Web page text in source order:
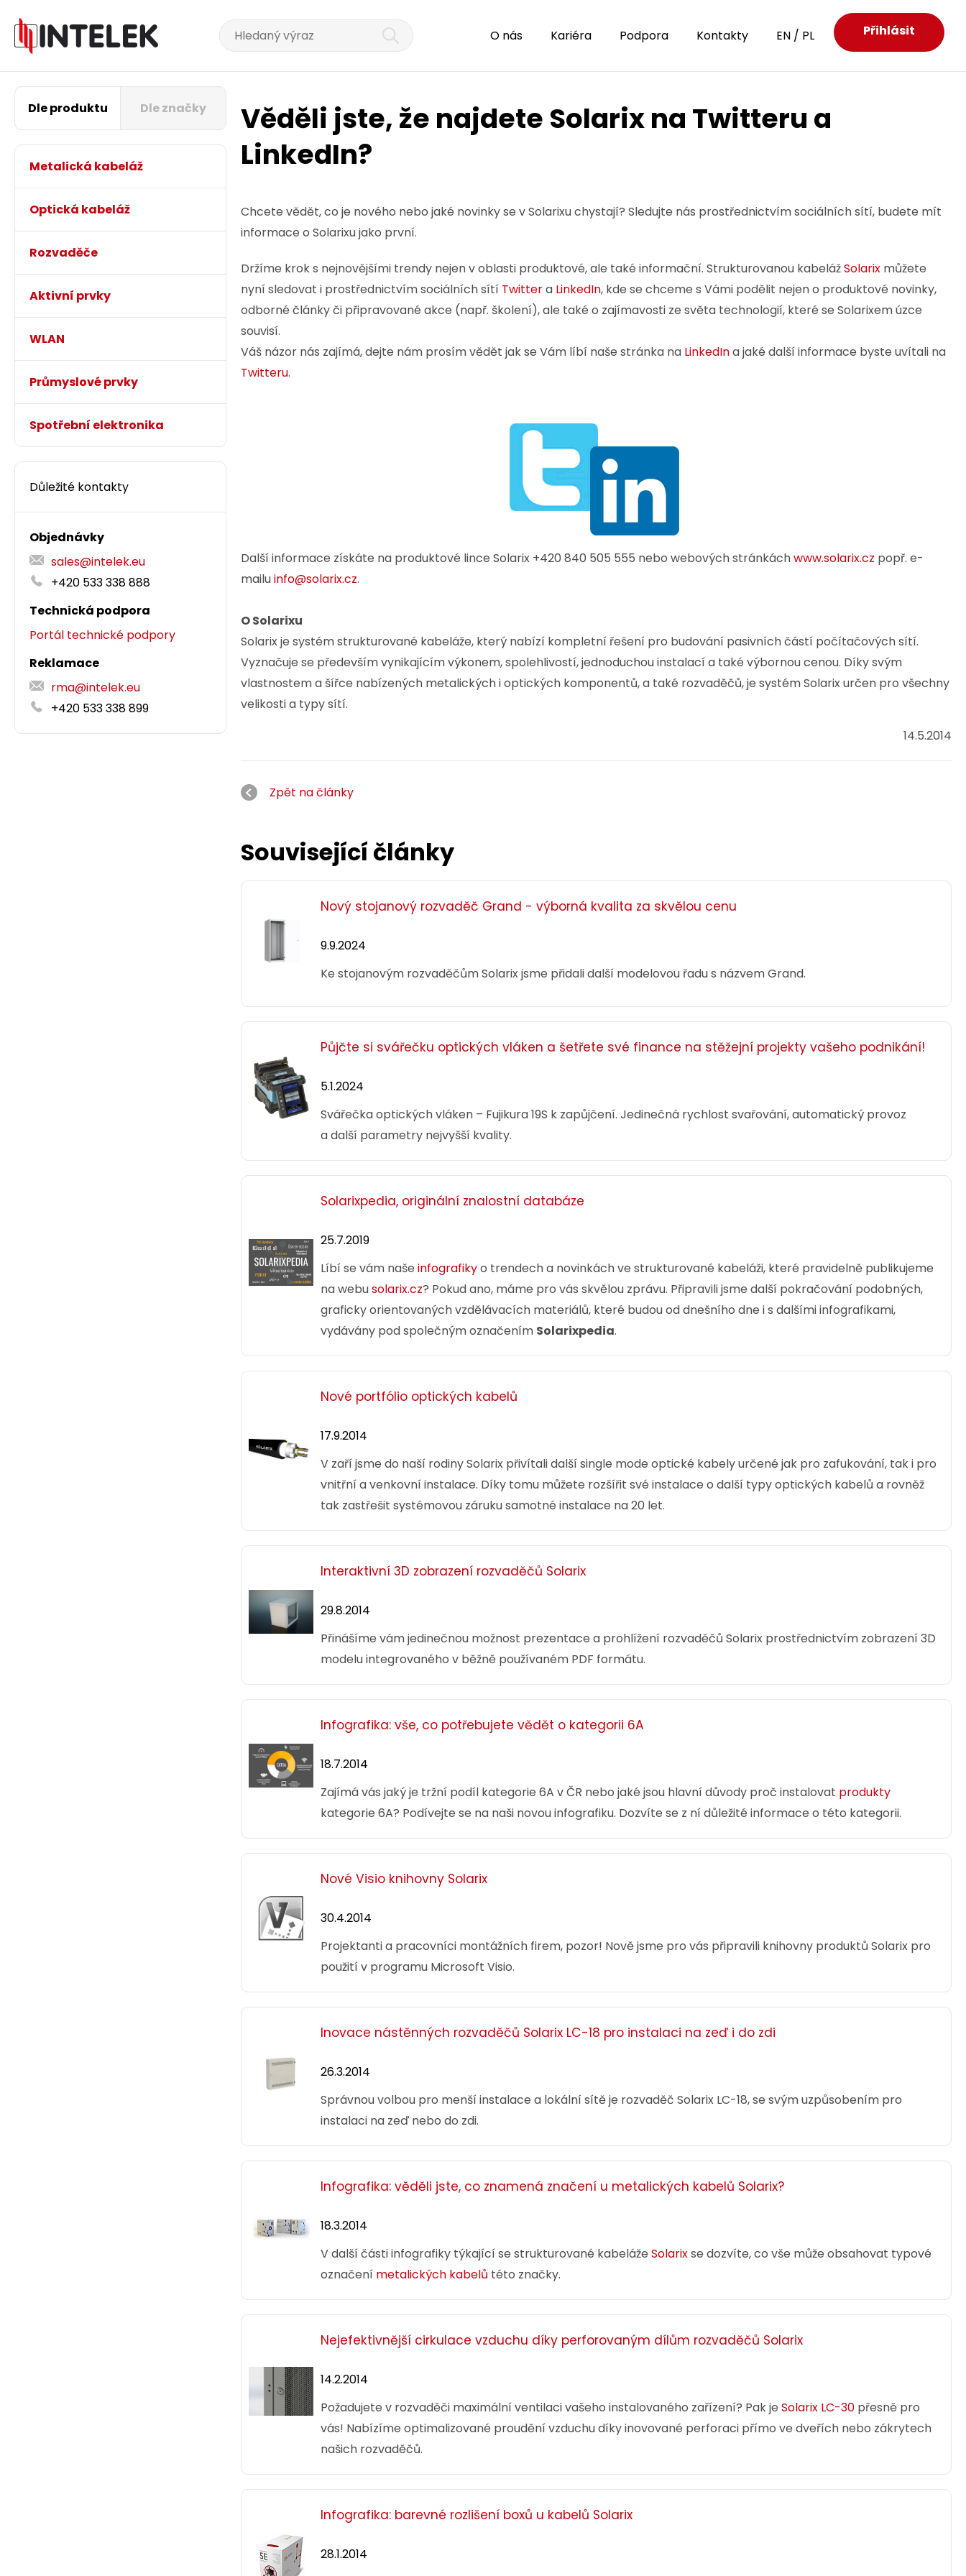
O nás Kariéra Podpora Kontakty EN / PL Přihlásit
Dle produktu Dle značky
Metalická kabeláž
Optická kabeláž
Rozvaděče
Aktivní prvky
WLAN
Průmyslové prvky
Spotřební elektronika
Důležité kontakty
Objednávky
sales@intelek.eu
+420 533 338 888
Technická podpora
Portál technické podpory
Reklamace
rma@intelek.eu
+420 533 338 899
Věděli jste, že najdete Solarix na Twitteru a
LinkedIn?
Chcete vědět, co je nového nebo jaké novinky se v Solarixu chystají? Sledujte nás prostřednictvím sociálních sítí, budete mít
informace o Solarixu jako první.
Držíme krok s nejnovějšími trendy nejen v oblasti produktové, ale také informační. Strukturovanou kabelážSolarix můžete
nyní sledovat i prostřednictvím sociálních sítí Twittera LinkedIn, kde se chceme s Vámi podělit nejen o produktové novinky,
odborné články či připravované akce (např. školení), ale také o zajímavosti ze světa technologií, které se Solarixem úzce
souvisí.
Váš názor nás zajímá, dejte nám prosím vědět jak se Vám líbí naše stránka na LinkedIna jaké další informace byste uvítali na
Twitteru.
Další informace získáte na produktové lince Solarix +420 840 505 555 nebo webových stránkáchwww.solarix.cz popř. e-
mailuinfo@solarix.cz.
O Solarixu
Solarix je systém strukturované kabeláže, který nabízí kompletní řešení pro budování pasivních částí počítačových sítí.
Vyznačuje se především vynikajícím výkonem, spolehlivostí, jednoduchou instalací a také výbornou cenou. Díky svým
vlastnostem a šířce nabízených metalických i optických komponentů, a také rozvaděčů, je systém Solarix určen pro všechny
velikosti a typy sítí.
14.5.2014
Zpět na články
Související články
Nový stojanový rozvaděč Grand - výborná kvalita za skvělou cenu
9.9.2024
Ke stojanovým rozvaděčům Solarix jsme přidali další modelovou řadu s názvem Grand.
Půjčte si svářečku optických vláken a šetřete své finance na stěžejní projekty vašeho podnikání!
5.1.2024
Svářečka optických vláken – Fujikura 19S k zapůjčení. Jedinečná rychlost svařování, automatický provoz
a další parametry nejvyšší kvality.
Solarixpedia, originální znalostní databáze
25.7.2019
Líbí se vám naše infografikyo trendech a novinkách ve strukturované kabeláži, které pravidelně publikujeme
na webusolarix.cz? Pokud ano, máme pro vás skvělou zprávu. Připravili jsme další pokračování podobných,
graficky orientovaných vzdělávacích materiálů, které budou od dnešního dne i s dalšími infografikami,
vydávány pod společným označením Solarixpedia.
Nové portfólio optických kabelů
17.9.2014
V zaří jsme do naší rodiny Solarix přivítali další single mode optické kabely určené jak pro zafukování, tak i pro
vnitřní a venkovní instalace. Díky tomu můžete rozšířit své instalace o další typy optických kabelů a rovněž
tak zastřešit systémovou záruku samotné instalace na 20 let.
Interaktivní 3D zobrazení rozvaděčů Solarix
29.8.2014
Přinášíme vám jedinečnou možnost prezentace a prohlížení rozvaděčů Solarix prostřednictvím zobrazení 3D
modelu integrovaného v běžně používaném PDF formátu.
Infografika: vše, co potřebujete vědět o kategorii 6A
18.7.2014
Zajímá vás jaký je tržní podíl kategorie 6A v ČR nebo jaké jsou hlavní důvody proč instalovat produkty
kategorie 6A? Podívejte se na naši novou infografiku. Dozvíte se z ní důležité informace o této kategorii.
Nové Visio knihovny Solarix
30.4.2014
Projektanti a pracovníci montážních firem, pozor! Nově jsme pro vás připravili knihovny produktů Solarix pro
použití v programu Microsoft Visio.
Inovace nástěnných rozvaděčů Solarix LC-18 pro instalaci na zeď i do zdi
26.3.2014
Správnou volbou pro menší instalace a lokální sítě je rozvaděč Solarix LC-18, se svým uzpůsobením pro
instalaci na zeď nebo do zdi.
Infografika: věděli jste, co znamená značení u metalických kabelů Solarix?
18.3.2014
V další části infografiky týkající se strukturované kabeláže Solarixse dozvíte, co vše může obsahovat typové
označení metalických kabelů této značky.
Nejefektivnější cirkulace vzduchu díky perforovaným dílům rozvaděčů Solarix
14.2.2014
Požadujete v rozvaděči maximální ventilaci vašeho instalovaného zařízení? Pak je Solarix LC-30 přesně pro
vás! Nabízíme optimalizované proudění vzduchu díky inovované perforaci přímo ve dveřích nebo zákrytech
našich rozvaděčů.
Infografika: barevné rozlišení boxů u kabelů Solarix
28.1.2014